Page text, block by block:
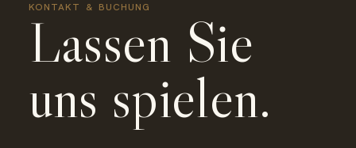
KONTAKT & BUCHUNG
Lassen Sie
uns spielen.